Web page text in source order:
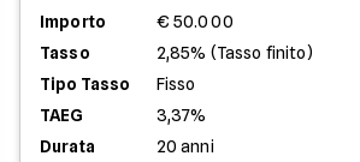
Importo
€ 50.000
Tasso
2,85% (Tasso finito)
Tipo Tasso
Fisso
TAEG
3,37%
Durata
20 anni